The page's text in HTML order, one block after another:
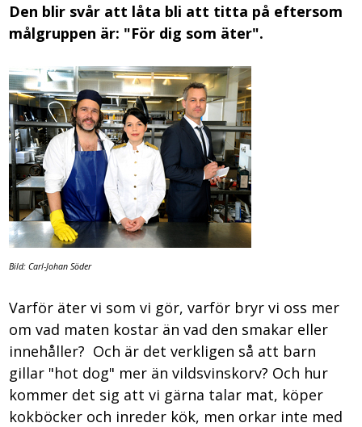
Den blir svår att låta bli att titta på eftersom
målgruppen är: "För dig som äter".
Bild: Carl-Johan Söder
Varför äter vi som vi gör, varför bryr vi oss mer
om vad maten kostar än vad den smakar eller
innehåller? Och är det verkligen så att barn
gillar "hot dog" mer än vildsvinskorv? Och hur
kommer det sig att vi gärna talar mat, köper
kokböcker och inreder kök, men orkar inte med